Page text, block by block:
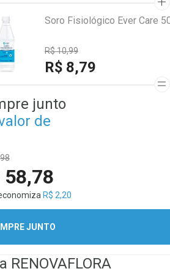
Soro Fisiológico Ever Care
R$ 10,99
R$ 8,79
junto
de
58,78
R$ 2,20
JUNTO
RENOVAFLORA